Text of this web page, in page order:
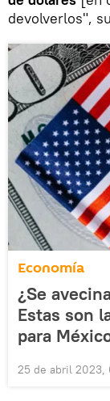
devolverlos",
Economía
¿Se
Estas son
para
25 de abril 2023,